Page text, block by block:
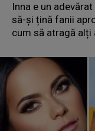
Inna e un
să-și țină fanii
cum să atragă alți